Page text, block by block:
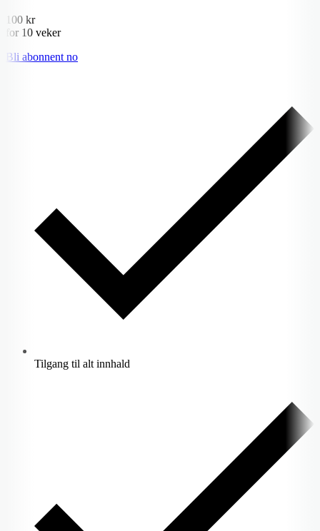
100 kr
for 10 veker
Bli abonnent no
Tilgang til alt innhald